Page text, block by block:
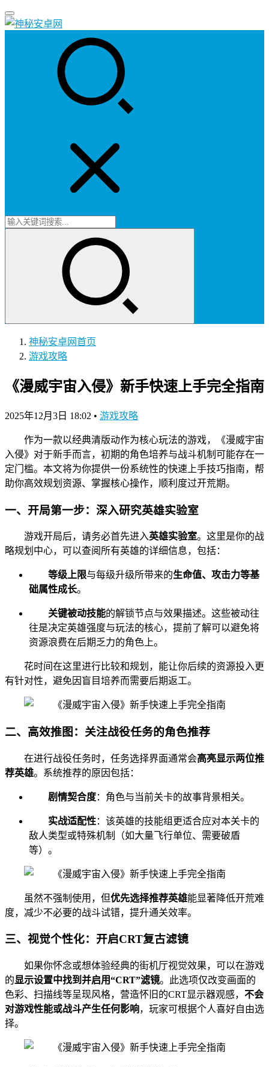
神秘安卓网首页
游戏攻略
《漫威宇宙入侵》新手快速上手完全指南
2025年12月3日 18:02 • 游戏攻略
作为一款以经典清版动作为核心玩法的游戏，《漫威宇宙
入侵》对于新手而言，初期的角色培养与战斗机制可能存在一
定门槛。本文将为你提供一份系统性的快速上手技巧指南，帮
助你高效规划资源、掌握核心操作，顺利度过开荒期。
一、开局第一步：深入研究英雄实验室
游戏开局后，请务必首先进入英雄实验室。这里是你的战
略规划中心，可以查阅所有英雄的详细信息，包括：
等级上限与每级升级所带来的生命值、攻击力等基
础属性成长。
关键被动技能的解锁节点与效果描述。这些被动往
往是决定英雄强度与玩法的核心，提前了解可以避免将
资源浪费在后期乏力的角色上。
花时间在这里进行比较和规划，能让你后续的资源投入更
有针对性，避免因盲目培养而需要后期返工。
二、高效推图：关注战役任务的角色推荐
在进行战役任务时，任务选择界面通常会高亮显示两位推
荐英雄。系统推荐的原因包括：
剧情契合度：角色与当前关卡的故事背景相关。
实战适配性：该英雄的技能组更适合应对本关卡的
敌人类型或特殊机制（如大量飞行单位、需要破盾
等）。
虽然不强制使用，但优先选择推荐英雄能显著降低开荒难
度，减少不必要的战斗试错，提升通关效率。
三、视觉个性化：开启CRT复古滤镜
如果你怀念或想体验经典的街机厅视觉效果，可以在游戏
的显示设置中找到并启用“CRT”滤镜。此选项仅改变画面的
色彩、扫描线等呈现风格，营造怀旧的CRT显示器观感， 不会
对游戏性能或战斗产生任何影响，玩家可根据个人喜好自由选
择。